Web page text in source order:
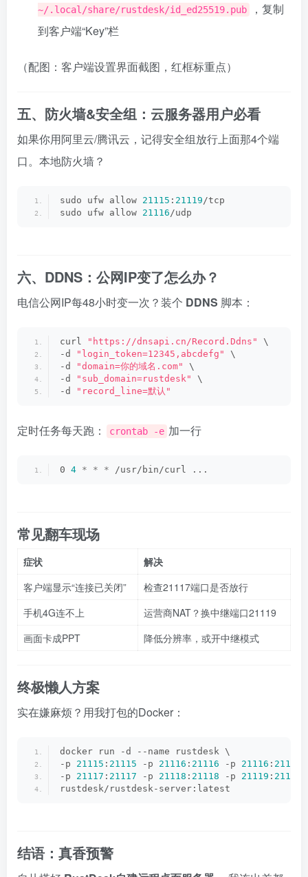
~/.local/share/rustdesk/id_ed25519.pub
，复制
到客户端“Key”栏
（配图：客户端设置界面截图，红框标重点）
五、防火墙&安全组：云服务器用户必看
如果你用阿里云/腾讯云，记得安全组放行上面那4个端
口。本地防火墙？
sudo ufw allow 21115 : 21119/tcp
sudo ufw allow 21116/udp
六、DDNS：公网IP变了怎么办？
电信公网IP每48小时变一次？装个 DDNS 脚本：
curl "https://dnsapi.cn/Record.Ddns"
\
-d
"login_token=12345,abcdefg"
\
-d
"domain=你的域名.com"
\
-d
"sub_domain=rustdesk"
\
-d
"record_line=默认"
定时任务每天跑： crontab -e 加一行
0 4 * * * /usr/bin/curl ...
常见翻车现场
症状
解决
客户端显示“连接已关闭”
检查21117端口是否放行
手机4G连不上
运营商NAT？换中继端口21119
画面卡成PPT
降低分辨率，或开中继模式
终极懒人方案
实在嫌麻烦？用我打包的Docker：
docker run -d --name rustdesk \
-p 21115 : 21115 -p 21116 : 21116 -p 21116 : 21116
-p 21117 : 21117 -p 21118 : 21118 -p 21119 : 21119
rustdesk/rustdesk-server:latest
结语：真香预警